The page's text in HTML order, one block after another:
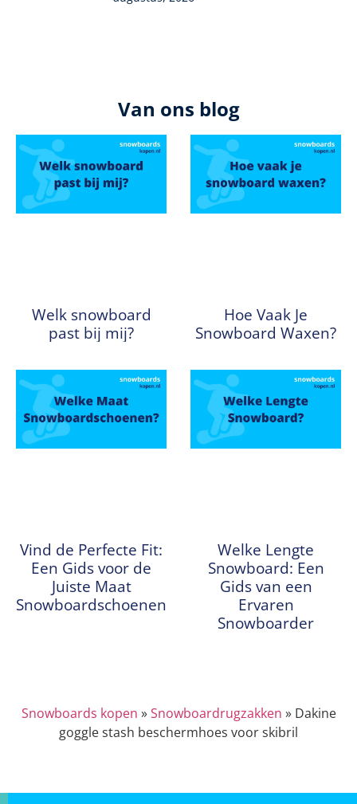
Van ons blog
Welk snowboard
past bij mij?
Hoe Vaak Je
Snowboard Waxen?
Vind de Perfecte Fit:
Een Gids voor de
Juiste Maat
Snowboardschoenen
Welke Lengte
Snowboard: Een
Gids van een
Ervaren
Snowboarder
Snowboards kopen »Snowboardrugzakken » Dakine
goggle stash beschermhoes voor skibril